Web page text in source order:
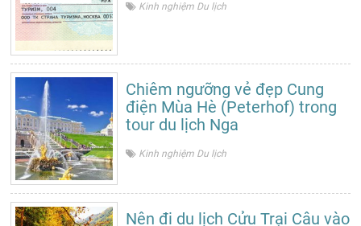
Kinh nghiệm Du lịch
Chiêm ngưỡng vẻ đẹp Cung
điện Mùa Hè (Peterhof) trong
tour du lịch Nga
Kinh nghiệm Du lịch
Nên đi du lịch Cửu Trại Câu vào